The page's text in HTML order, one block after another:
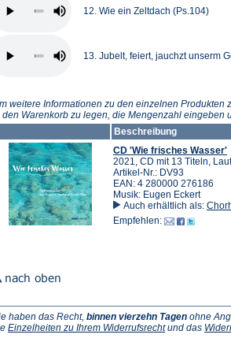
12. Wie ein Zeltdach (Ps.104)
13. Jubelt, feiert, jauchzt unserm
weitere Informationen zu den einzelnen
den Warenkorb zu legen, die Mengenzahl eingeben
Beschreibung
CD 'Wie frisches Wasser'
2021, CD mit 13 Titeln,
Artikel-Nr.: DV93
EAN: 4 280000 276186
Musik: Eugen Eckert
Auch erhältlich als:
Empfehlen:
haben das Recht, binnen vierzehn Tagen ohne
Einzelheiten zu Ihrem Widerrufsrecht(Öffnet
und das